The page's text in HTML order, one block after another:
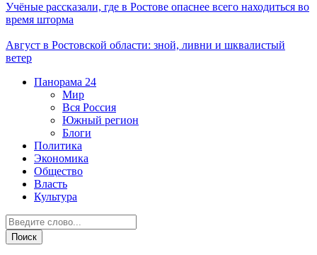
Учёные рассказали, где в Ростове опаснее всего находиться во
время шторма
Август в Ростовской области: зной, ливни и шквалистый
ветер
Панорама 24
Мир
Вся Россия
Южный регион
Блоги
Политика
Экономика
Общество
Власть
Культура